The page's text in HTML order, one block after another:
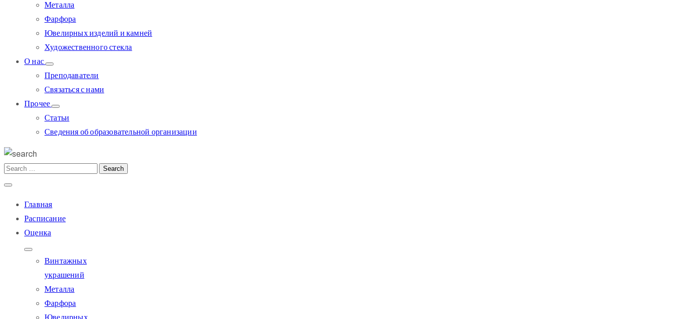
Металла
Фарфора
Ювелирных изделий и камней
Художественного стекла
О нас
Преподаватели
Связаться с нами
Прочее
Статьи
Сведения об образовательной организации
Главная
Расписание
Оценка
Винтажных
украшений
Металла
Фарфора
Ювелирных